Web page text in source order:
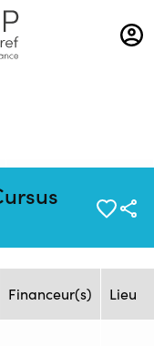
Source : HUB
FORMATION
Financeur(s) Lieu